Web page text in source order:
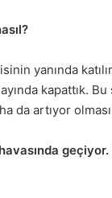
yanında
kapattık.
da artıyor
geçiyor.
KOCHEX’e
Multi-
Ride
teslimatı